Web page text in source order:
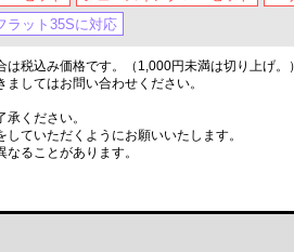
ラット35Sに対応
税込み価格です。（1,000円未満は切り上げ。）
してはお問い合わせください。
ください。
ていただくようにお願いいたします。
ることがあります。